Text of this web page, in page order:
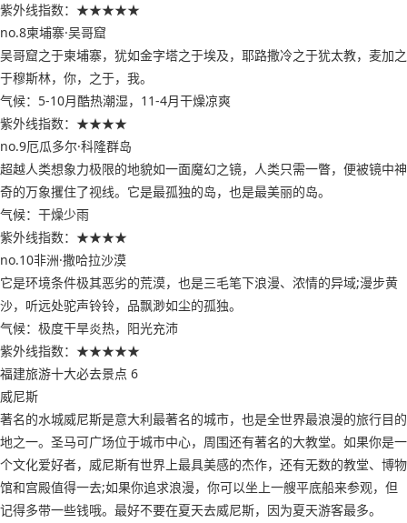
紫外线指数：★★★★★
no.8柬埔寨·吴哥窟
吴哥窟之于柬埔寨，犹如金字塔之于埃及，耶路撒冷之于犹太教，麦加之
于穆斯林，你，之于，我。
气候：5-10月酷热潮湿，11-4月干燥凉爽
紫外线指数：★★★★
no.9厄瓜多尔·科隆群岛
超越人类想象力极限的地貌如一面魔幻之镜，人类只需一瞥，便被镜中神
奇的万象攫住了视线。它是最孤独的岛，也是最美丽的岛。
气候：干燥少雨
紫外线指数：★★★★
no.10非洲·撒哈拉沙漠
它是环境条件极其恶劣的荒漠，也是三毛笔下浪漫、浓情的异域;漫步黄
沙，听远处驼声铃铃，品飘渺如尘的孤独。
气候：极度干旱炎热，阳光充沛
紫外线指数：★★★★★
福建旅游十大必去景点 6
威尼斯
著名的水城威尼斯是意大利最著名的城市，也是全世界最浪漫的旅行目的
地之一。圣马可广场位于城市中心，周围还有著名的大教堂。如果你是一
个文化爱好者，威尼斯有世界上最具美感的杰作，还有无数的教堂、博物
馆和宫殿值得一去;如果你追求浪漫，你可以坐上一艘平底船来参观，但
记得多带一些钱哦。最好不要在夏天去威尼斯，因为夏天游客最多。